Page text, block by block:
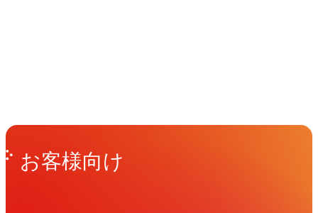
Get in Touchお問い合わせ
お客様向け